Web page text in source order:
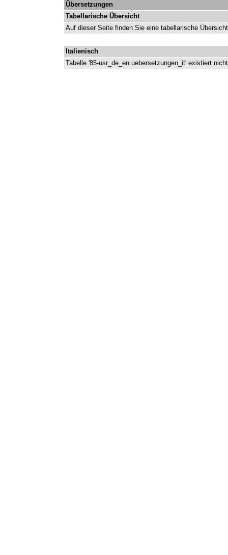
Übersetzungen
Tabellarische Übersicht
Auf dieser Seite finden Sie eine tabellarische
Italienisch
Tabelle '85-usr_de_en.uebersetzungen_it' existiert nicht